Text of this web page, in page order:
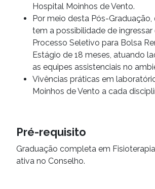
Hospital Moinhos de Vento.
Por meio desta Pós-
tem a possibilidade de ingressar
Processo Seletivo para Bolsa
Estágio de 18 meses, atuando
as equipes assistenciais no
Vivências práticas em
Moinhos de Vento a cada
Pré-requisito
Graduação completa em
ativa no Conselho.